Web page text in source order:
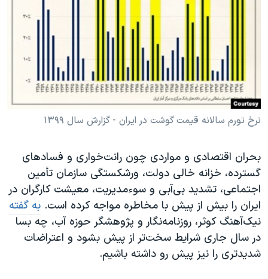
نرخ تورم سالانه قیمت گوشت در ایران - گزارش سال ۱۳۹۹
بحران اقتصادی و مواردی چون رانت‌خواری و فسادهای
گسترده، خزانه خالی دولت، ورشکستگی سازمان تأمین
اجتماعی، تشدید بی‌آبی و سوءمدیریت، معیشت کارگران در
ایران را بیش از پیش با مخاطره مواجه کرده است. به گفته
نیک‌آهنگ کوثر، روزنامه‌نگار و پژوهشگر حوزه آب، چه بسا
در سال جاری شرایط سخت‌تر از پیش بشود و اعتراضات
شدیدتری را نیز پیش رو داشته باشیم.